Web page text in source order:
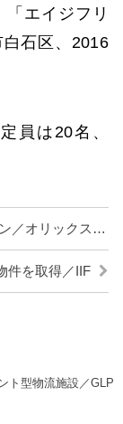
エイジフリ
石区、2016
員は20名、
クス・リビング
件を取得／IIF
ト型物流施設／GLP